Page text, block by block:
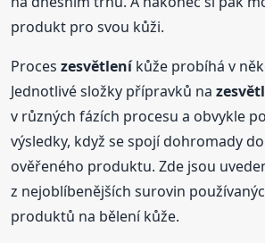
produkt pro svou kůži.
Proceszesvětleníkůže probíhá v
Jednotlivé složky přípravků na
v různých fázích procesu a obvykle
výsledky, když se spojí dohromady
ověřeného produktu. Zde jsou
z nejoblíbenějších surovin
produktů na bělení kůže.